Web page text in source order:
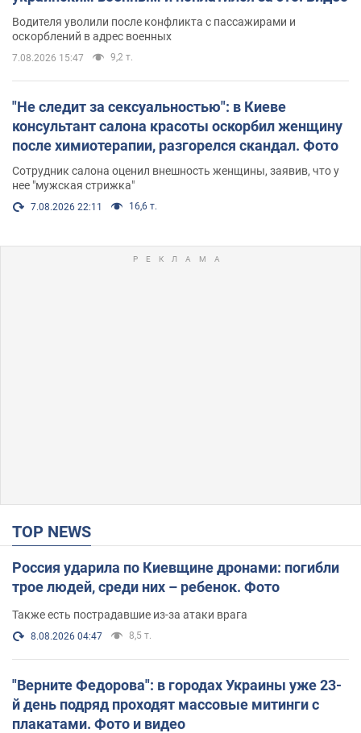
Водителя уволили после конфликта с пассажирами и
оскорблений в адрес военных
7.08.2026 15:47 9,2 т.
"Не следит за сексуальностью": в Киеве
консультант салона красоты оскорбил женщину
после химиотерапии, разгорелся скандал. Фото
Сотрудник салона оценил внешность женщины, заявив, что у
нее "мужская стрижка"
7.08.2026 22:11 16,6 т.
TOP NEWS
Россия ударила по Киевщине дронами: погибли
трое людей, среди них – ребенок. Фото
Также есть пострадавшие из-за атаки врага
8.08.2026 04:47 8,5 т.
"Верните Федорова": в городах Украины уже 23-
й день подряд проходят массовые митинги с
плакатами. Фото и видео